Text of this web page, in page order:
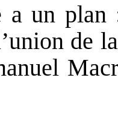
a un
de